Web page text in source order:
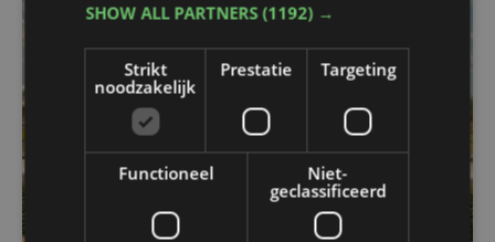
SHOW ALL PARTNERS(1192) →
Strikt
noodzakelijk
Prestatie Targeting
Functioneel
Niet-
geclassificeerd